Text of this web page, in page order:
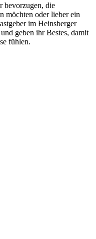
bevorzugen, die
möchten oder lieber ein
im Heinsberger
geben ihr Bestes, damit
fühlen.